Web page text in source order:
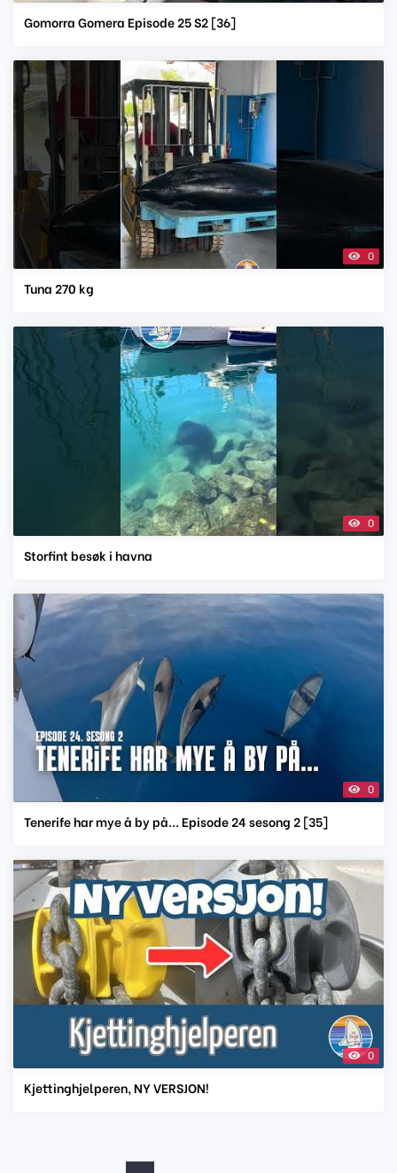
Gomorra Gomera Episode 25 S2 [36]
0
Tuna 270 kg
0
Storfint besøk i havna
0
Tenerife har mye å by på... Episode 24 sesong 2 [35]
0
Kjettinghjelperen, NY VERSJON!